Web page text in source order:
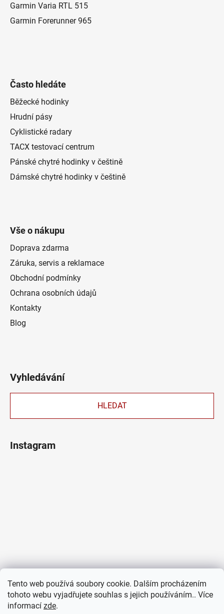
Tento web používá soubory cookie. Dalším procházením
tohoto webu vyjadřujete souhlas s jejich používáním.. Více
informací zde.
Garmin Varia RTL 515
Garmin Forerunner 965
Často hledáte
Běžecké hodinky
Hrudní pásy
Cyklistické radary
TACX testovací centrum
Pánské chytré hodinky v češtině
Dámské chytré hodinky v češtině
Vše o nákupu
Doprava zdarma
Záruka, servis a reklamace
Obchodní podmínky
Ochrana osobních údajů
Kontakty
Blog
Vyhledávání
HLEDAT
Instagram